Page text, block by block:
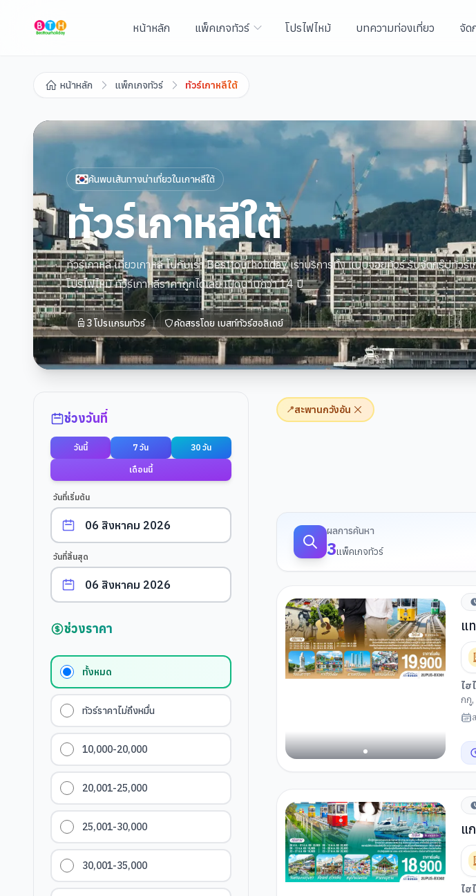
หน้าหลัก แพ็คเกจทัวร์ โปรไฟไหม้ บทความท่องเที่ยว จัด
หน้าหลัก แพ็กเกจทัวร์ ทัวร์เกาหลีใต้
ค้นพบเส้นทางน่าเที่ยวในเกาหลีใต้
ทัวร์เกาหลีใต้
ทัวร์เกาหลี เที่ยวเกาหลี ไปกับเรา Besttourholiday เราบริการทั้ง แบบจอยทัวร์ รับจัดกรุ๊ปทัวร์เ
โปรไฟไหม้ ทัวร์เกาหลีราคาถูกได้เลย เปิดนานกว่า 14 ปี
3โปรแกรมทัวร์ คัดสรรโดย เบสท์ทัวร์ฮอลิเดย์
ช่วงวันที่
วันนี้ 7 วัน 30 วัน
เดือนนี้
วันที่เริ่มต้น
วันที่สิ้นสุด
ช่วงราคา
ทั้งหมด
ทัวร์ราคาไม่ถึงหมื่น
10,000-20,000
20,001-25,000
25,001-30,000
30,001-35,000
📍สะพานกวังอัน
ผลการค้นหา
3แพ็คเกจทัวร์
ไฮ
กกู,
ฟรี
ไฮ